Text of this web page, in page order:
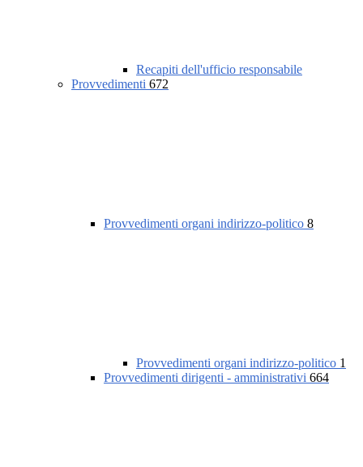
Recapiti dell'ufficio responsabile
Provvedimenti 672
Provvedimenti organi indirizzo-politico 8
Provvedimenti organi indirizzo-politico 1
Provvedimenti dirigenti - amministrativi 664